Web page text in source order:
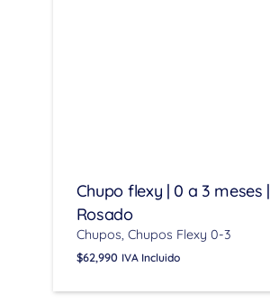
Chupo flexy | 0 a 3 meses |
Rosado
Chupos Chupos Flexy 0-3
$62,990 IVA Incluido